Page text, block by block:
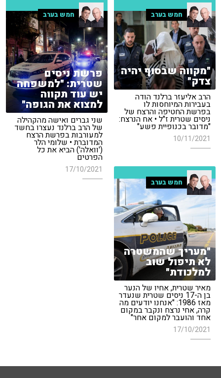
חמש בערב
"מקווה שבסוף יהיה
צדק"
הרב אליעזר ברלנד הודה
בעבירות המיוחסות לו
בפרשת החטיפה והרצח של
ניסים שטרית ז"ל • אח הנרצח:
"מדובר בכנופיית פשע"
10/11/2021
חמש בערב
פרשת ניסים
שטרית: "למשפחה
יש עוד תקווה
למצוא את הגופה"
שני גברים ואישה מהקהילה
של הרב ברלנד נעצרו בחשד
למעורבות בפרשת הרצח
המדוברת • שלומי הלר
('וואלה') הביא את כל
הפרטים
17/10/2021
חמש בערב
"מעריך שהמשטרה
לא תיפול שוב
למלכודת"
מאיר שטרית, אחיו של הנער
בן ה-17 ניסים שטרית שנעדר
מאז 1986: "אנחנו יודעים מה
קרה, אחי נרצח ונקבר במקום
אחד והועבר למקום אחר"
17/10/2021